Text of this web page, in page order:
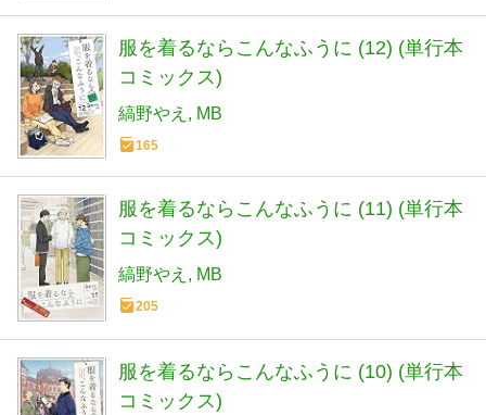
服を着るならこんなふうに (12) (単行本
コミックス)
縞野やえ MB
165
服を着るならこんなふうに (11) (単行本
コミックス)
縞野やえ MB
205
服を着るならこんなふうに (10) (単行本
コミックス)